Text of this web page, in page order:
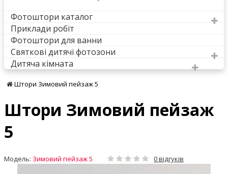
Фотоштори каталог
Приклади робіт
Фотоштори для ванни
Святкові дитячі фотозони
Дитяча кімната
Штори Зимовий пейзаж 5
Штори Зимовий пейзаж
5
Модель: Зимовий пейзаж 5 0 відгуків